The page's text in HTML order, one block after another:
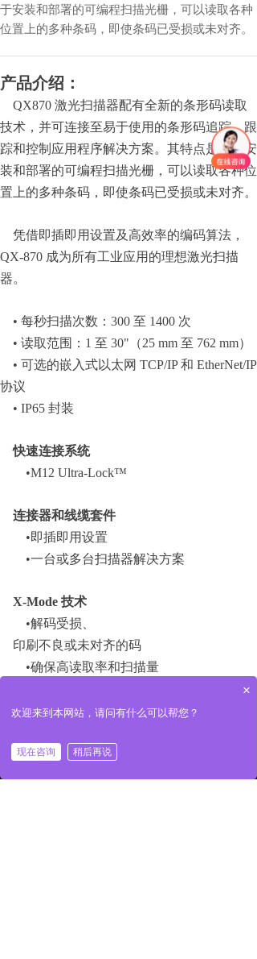
产品介绍：
QX870 激光扫描器配有全新的条形码读取
技术，并可连接至易于使用的条形码追踪、跟
踪和控制应用程序解决方案。其特点是易于安
装和部署的可编程扫描光栅，可以读取各种位
置上的多种条码，即使条码已受损或未对齐。
凭借即插即用设置及高效率的编码算法，
QX-870 成为所有工业应用的理想激光扫描
器。
• 每秒扫描次数：300 至 1400 次
• 读取范围：1 至 30"（25 mm 至 762 mm）
• 可选的嵌入式以太网 TCP/IP 和 EtherNet/IP
协议
• IP65 封装
快速连接系统
•M12 Ultra-Lock™
连接器和线缆套件
•即插即用设置
•一台或多台扫描器解决方案
X-Mode 技术
•解码受损、
印刷不良或未对齐的码
•确保高读取率和扫描量
高性能
cm）的光束宽度可靠读取长达30"（762 cm）
的条码。
于安装和部署的可编程扫描光栅，可以读取各种
位置上的多种条码，即使条码已受损或未对齐。
낀
首页 一键拨号
×
欢迎来到本网站，请问有什么可以帮您？
现在咨询 稍后再说